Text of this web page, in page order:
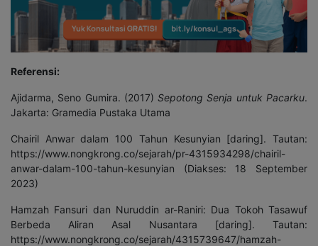
Referensi:
Ajidarma, Seno Gumira. (2017)Sepotong Senja untuk Pacarku.
Jakarta: Gramedia Pustaka Utama
Chairil Anwar dalam 100 Tahun Kesunyian [daring]. Tautan:
https://www.nongkrong.co/sejarah/pr-4315934298/chairil-
anwar-dalam-100-tahun-kesunyian (Diakses: 18 September
2023)
Hamzah Fansuri dan Nuruddin ar-Raniri: Dua Tokoh Tasawuf
Berbeda Aliran Asal Nusantara [daring]. Tautan:
https://www.nongkrong.co/sejarah/4315739647/hamzah-